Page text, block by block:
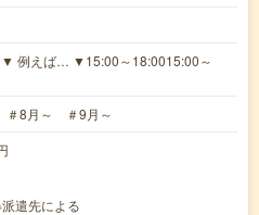
▼ 例えば… ▼15:00～18:0015:00～
＃8月～ ＃9月～
遣先による